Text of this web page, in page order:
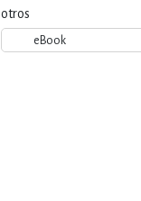
otros
eBook